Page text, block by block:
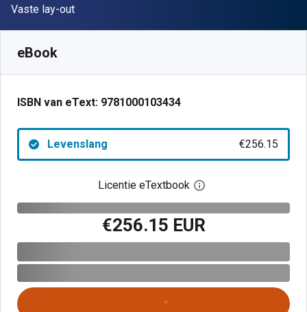
Indeling
Vaste lay-out
eBook
ISBN van eText: 9781000103434
Levenslang €256.15
Licentie eTextbook Open het
€256.15 EUR